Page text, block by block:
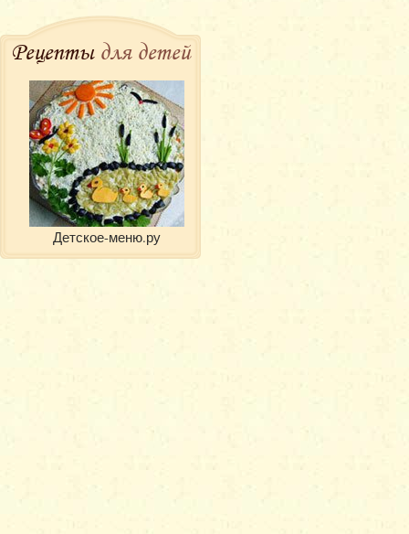
Рецепты для детей
Детское-меню.ру